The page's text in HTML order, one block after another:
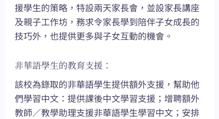
援學生的策略，特設兩天家長會，並設家長講座
及親子工作坊，務求令家長學到陪伴子女成長的
技巧外，也提供更多與子女互動的機會。
非華語學生的教育支援：
該校為錄取的非華語學生提供額外支援，幫助他
們學習中文：提供課後中文學習支援；增聘額外
教師／教學助理支援非華語學生學習中文；安排